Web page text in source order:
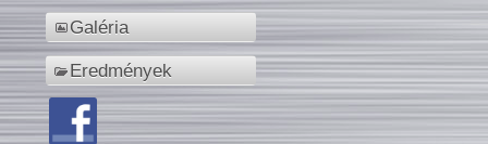
Galéria
Eredmények